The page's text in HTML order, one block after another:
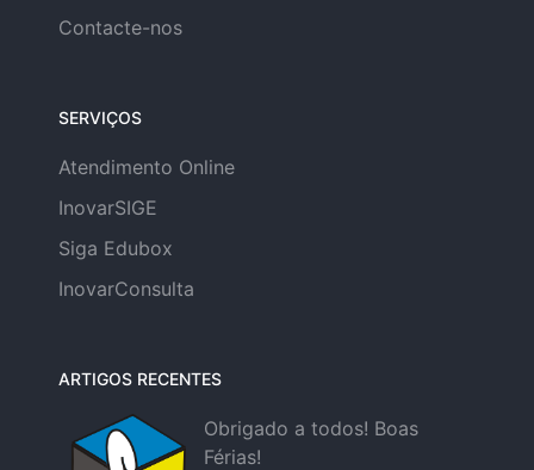
Contacte-nos
SERVIÇOS
Atendimento Online
InovarSIGE
Siga Edubox
InovarConsulta
ARTIGOS RECENTES
Obrigado a todos! Boas
Férias!